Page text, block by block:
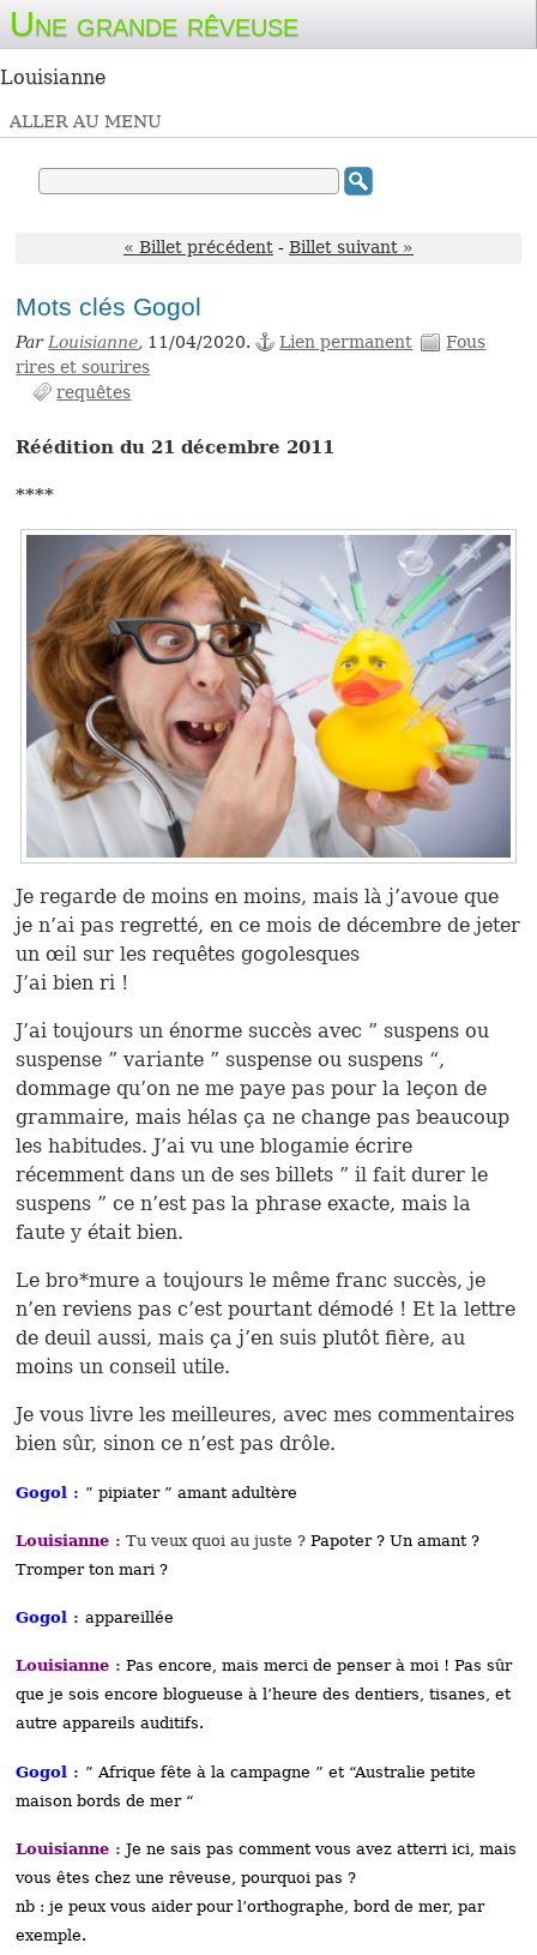
Une grande rêveuse
Louisianne
ALLER AU MENU
« Billet précédent - Billet suivant »
Mots clés Gogol
ParLouisianne, 11/04/2020. Lien permanent
Fous
rires et sourires
requêtes
Réédition du 21 décembre 2011
****
Je regarde de moins en moins, mais là j’avoue que
je n’ai pas regretté, en ce mois de décembre de jeter
un œil sur les requêtes gogolesques
J’ai bien ri !
J’ai toujours un énorme succès avec ” suspens ou
suspense ” variante ” suspense ou suspens “,
dommage qu’on ne me paye pas pour la leçon de
grammaire, mais hélas ça ne change pas beaucoup
les habitudes. J’ai vu une blogamie écrire
récemment dans un de ses billets ” il fait durer le
suspens ” ce n’est pas la phrase exacte, mais la
faute y était bien.
Le bro*mure a toujours le même franc succès, je
n’en reviens pas c’est pourtant démodé ! Et la lettre
de deuil aussi, mais ça j’en suis plutôt fière, au
moins un conseil utile.
Je vous livre les meilleures, avec mes commentaires
bien sûr, sinon ce n’est pas drôle.
Gogol : ” pipiater ” amant adultère
Louisianne : Tu veux quoi au juste ?Papoter ? Un amant ?
Tromper ton mari ?
Gogol :appareillée
Louisianne : Pas encore, mais merci de penser à moi ! Pas sûr
que je sois encore blogueuse à l’heure des dentiers, tisanes, et
autre appareils auditifs.
Gogol : ” Afrique fête à la campagne ” et “Australie petite
maison bords de mer “
Louisianne : Je ne sais pas comment vous avez atterri ici, mais
vous êtes chez une rêveuse, pourquoi pas ?
nb : je peux vous aider pour l’orthographe, bord de mer, par
exemple.